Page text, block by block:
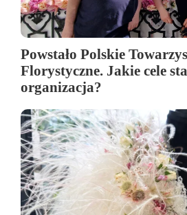
Powstało Polskie
Florystyczne. Jakie cele
organizacja?